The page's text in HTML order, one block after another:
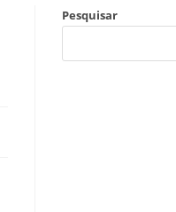
Pesquisar